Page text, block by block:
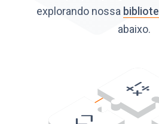
explorando nossa
abaixo.